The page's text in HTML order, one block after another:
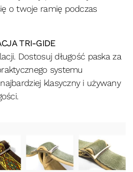
o twoje ramię podczas
TRI-GIDE
Dostosuj długość paska za
systemu
klasyczny i używany